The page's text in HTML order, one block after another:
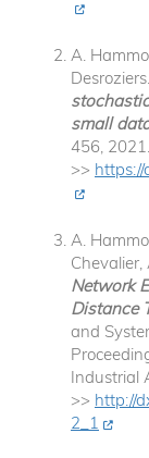
A.
Desroziers.
small
456, 2021.
>>
A.
Chevalier,
Network
Distance
and
Industrial
>> http://
2_1